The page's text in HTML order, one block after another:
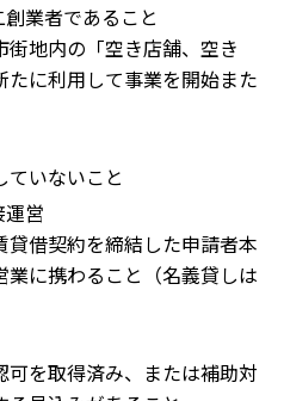
業者であること
地内の「空き店舗、空き
に利用して事業を開始また
ていないこと
営
借契約を締結した申請者本
に携わること（名義貸しは
を取得済み、または補助対